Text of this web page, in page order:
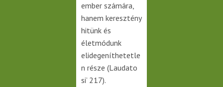
ember számára,
hanem keresztény
hitünk és
életmódunk
elidegeníthetetle
n része (Laudato
si’ 217).